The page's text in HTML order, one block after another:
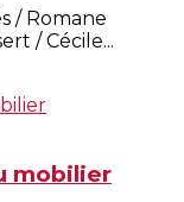
/ Romane
/ Cécile...
mobilier